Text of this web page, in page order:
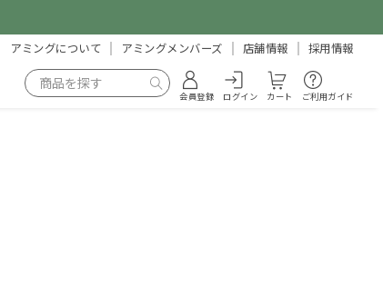
アミングについて アミングメンバーズ 店舗情報 採用情報
会員登録 ログイン カート ご利用ガイド